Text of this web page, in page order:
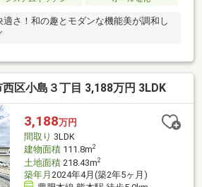
さ！和の趣とモダンな機能美が調和し
区小島３丁目 3,188万円 3LDK
3,188万円
間取り 3LDK
建物面積111.8m2
土地面積218.43m2
築年月 2024年4月(築2年5ヶ月)